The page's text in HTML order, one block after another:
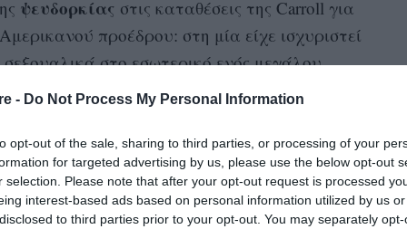
- Do Not Process My Personal Information
opt-out of the sale, sharing to third parties, or processing of your
for targeted advertising by us, please use the below opt-out
selection. Please note that after your opt-out request is processed
interest-based ads based on personal information utilized by us
to third parties prior to your opt-out. You may separately
ψευδορκίας στις καταθέσεις της Carroll για
προέδρου: στη μία είχε ισχυριστεί
σεξουαλικά στο εσωτερικό ενός μεγάλου
μέσα της δεκαετίας του ’90, ενώ στη
«δεν ήταν ο τύπος του» και
απλά να ανεβάσει τις πωλήσεις ενός